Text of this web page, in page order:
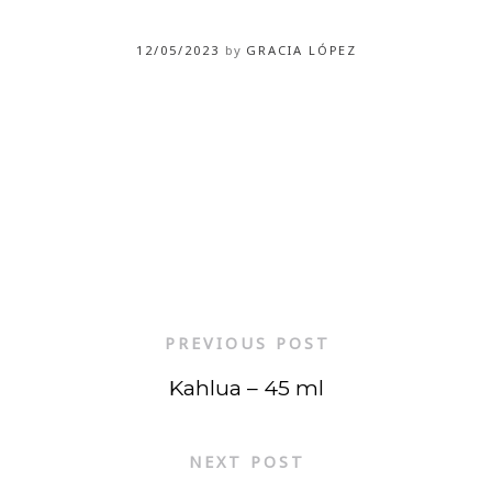
12/05/2023 by GRACIA LÓPEZ
PREVIOUS POST
Kahlua – 45 ml
NEXT POST